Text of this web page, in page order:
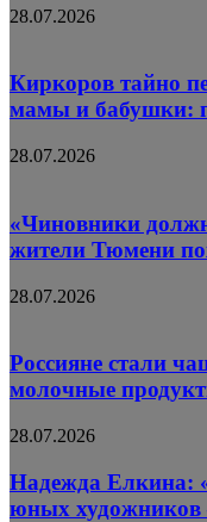
28.07.2026
Киркоров тайно
мамы и бабушки:
28.07.2026
«Чиновники
жители Тюмени
28.07.2026
Россияне стали
молочные
28.07.2026
Надежда Елкина:
юных художников